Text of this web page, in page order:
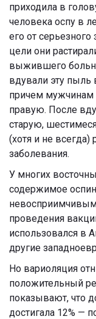
приходила в
человека оспу в
его от
цели они
выжившего
вдували эту пыль
причем
правую. После
старую,
(хотя и не всегда)
заболевания.
У многих
содержимое
проведения
использовался в
другие
Но вариоляция
положительный
показывают, что
достигала 12% —